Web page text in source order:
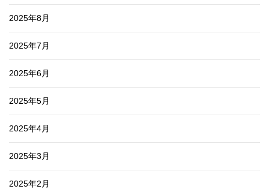
2025年8月
2025年7月
2025年6月
2025年5月
2025年4月
2025年3月
2025年2月